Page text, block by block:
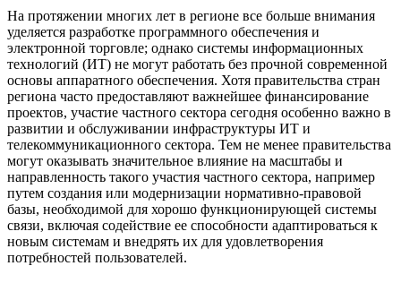
На протяжении многих лет в регионе все больше внимания
уделяется разработке программного обеспечения и
электронной торговле; однако системы информационных
технологий (ИТ) не могут работать без прочной современной
основы аппаратного обеспечения. Хотя правительства стран
региона часто предоставляют важнейшее финансирование
проектов, участие частного сектора сегодня особенно важно в
развитии и обслуживании инфраструктуры ИТ и
телекоммуникационного сектора. Тем не менее правительства
могут оказывать значительное влияние на масштабы и
направленность такого участия частного сектора, например
путем создания или модернизации нормативно-правовой
базы, необходимой для хорошо функционирующей системы
связи, включая содействие ее способности адаптироваться к
новым системам и внедрять их для удовлетворения
потребностей пользователей.